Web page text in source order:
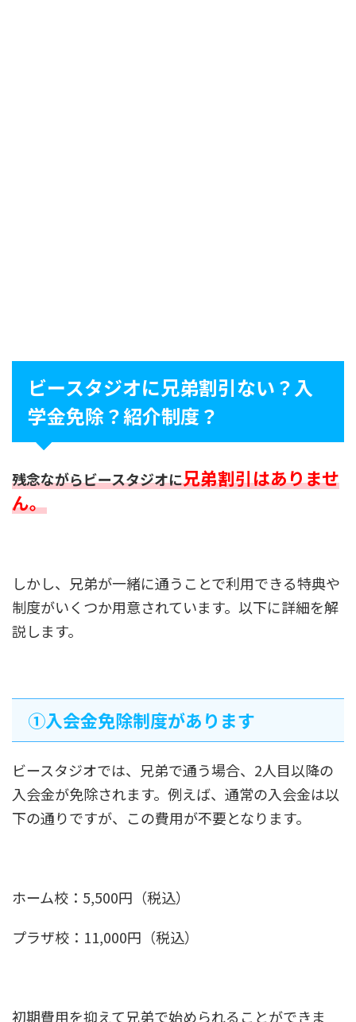
ビースタジオに兄弟割引ない？入
学金免除？紹介制度？
残念ながらビースタジオに兄弟割引はありませ
ん。
しかし、兄弟が一緒に通うことで利用できる特典や
制度がいくつか用意されています。以下に詳細を解
説します。
➀入会金免除制度があります
ビースタジオでは、兄弟で通う場合、2人目以降の
入会金が免除されます。例えば、通常の入会金は以
下の通りですが、この費用が不要となります。
ホーム校：5,500円（税込）
プラザ校：11,000円（税込）
初期費用を抑えて兄弟で始められることができま